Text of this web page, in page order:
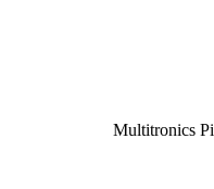
Multitronics